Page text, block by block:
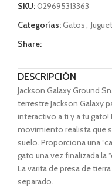
SKU:029695313363
Categorías:Gatos,
Share:
DESCRIPCIÓN
Jackson Galaxy Ground
terrestre Jackson Galaxy
interactivo a ti y a tu gato!
movimiento realista que
suelo. Proporciona una
gato una vez finalizada la
La varita de presa de
separado.